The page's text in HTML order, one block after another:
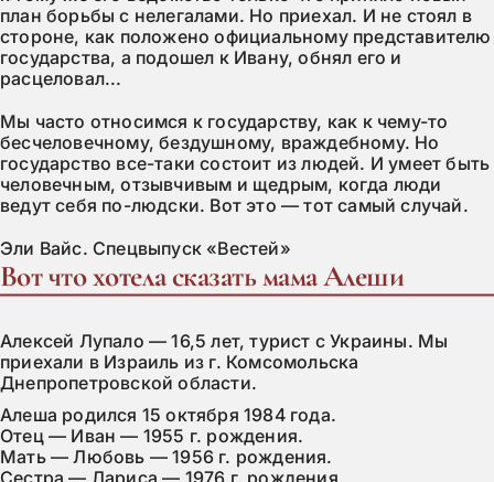
план борьбы с нелегалами. Но приехал. И не стоял в
стороне, как положено официальному представителю
государства, а подошел к Ивану, обнял его и
расцеловал...
Мы часто относимся к государству, как к чему-то
бесчеловечному, бездушному, враждебному. Но
государство все-таки состоит из людей. И умеет быть
человечным, отзывчивым и щедрым, когда люди
ведут себя по-людски. Вот это — тот самый случай.
Эли Вайс. Спецвыпуск «Вестей»
Вот что хотела сказать мама Алеши
Алексей Лупало — 16,5 лет, турист с Украины. Мы
приехали в Израиль из г. Комсомольска
Днепропетровской области.
Алеша родился 15 октября 1984 года.
Отец — Иван — 1955 г. рождения.
Мать — Любовь — 1956 г. рождения.